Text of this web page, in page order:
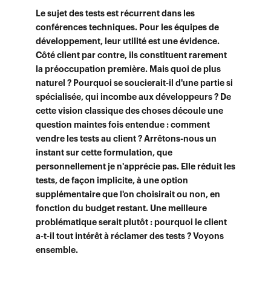
Le sujet des tests est récurrent dans les
conférences techniques. Pour les équipes de
développement, leur utilité est une évidence.
Côté client par contre, ils constituent rarement
la préoccupation première. Mais quoi de plus
naturel ? Pourquoi se soucierait-il d'une partie si
spécialisée, qui incombe aux développeurs ? De
cette vision classique des choses découle une
question maintes fois entendue : comment
vendre les tests au client ? Arrêtons-nous un
instant sur cette formulation, que
personnellement je n'apprécie pas. Elle réduit les
tests, de façon implicite, à une option
supplémentaire que l'on choisirait ou non, en
fonction du budget restant. Une meilleure
problématique serait plutôt : pourquoi le client
a-t-il tout intérêt à réclamer des tests ? Voyons
ensemble.